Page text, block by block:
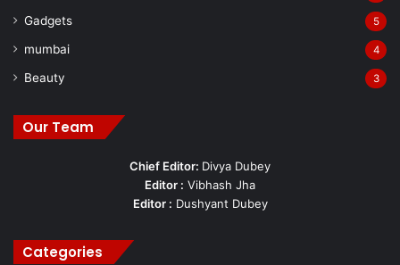
Gadgets 5
mumbai 4
Beauty 3
Our Team
Chief Editor: Divya Dubey
Editor : Vibhash Jha
Editor : Dushyant Dubey
Categories